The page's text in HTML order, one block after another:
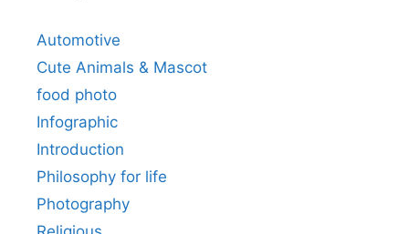
Automotive
Cute Animals & Mascot
food photo
Infographic
Introduction
Philosophy for life
Photography